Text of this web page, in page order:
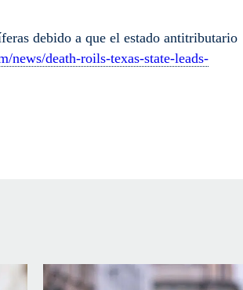
debido a que el estado antitributario
news/death-roils-texas-state-leads-